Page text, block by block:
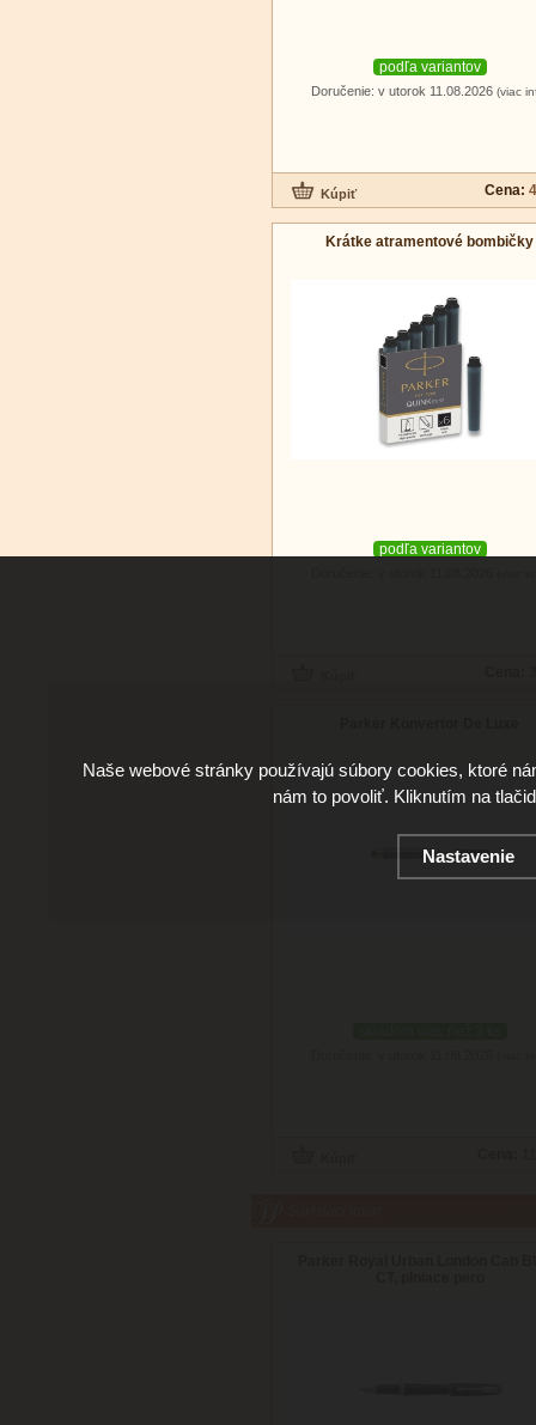
podľa variantov
Doručenie: v utorok 11.08.2026 (viac
Cena:
Krátke atramentové bombičky
podľa variantov
Naše webové stránky používajú súbory cookies, ktoré
nám to povoliť. Kliknutím na
Nastavenie